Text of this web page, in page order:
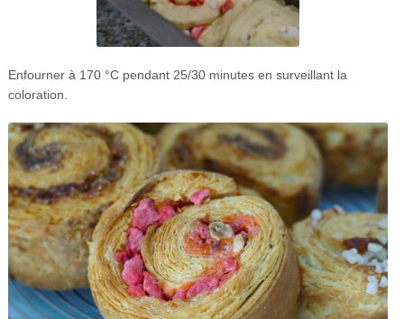
Enfourner à 170 °C pendant 25/30 minutes en surveillant la
coloration.